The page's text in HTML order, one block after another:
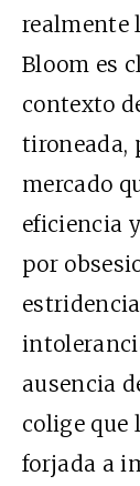
realmente
Bloom es
contexto
tironeada,
mercado
eficiencia
por
ausencia
colige que
forjada a